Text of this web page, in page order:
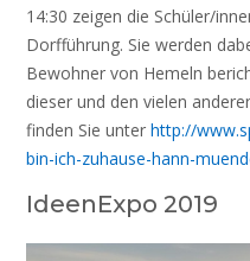
14:30 zeigen die Schüler/
Dorfführung. Sie werden
Bewohner von Hemeln
dieser und den vielen
finden Sie unter http://
bin-ich-zuhause-hann-
IdeenExpo 2019